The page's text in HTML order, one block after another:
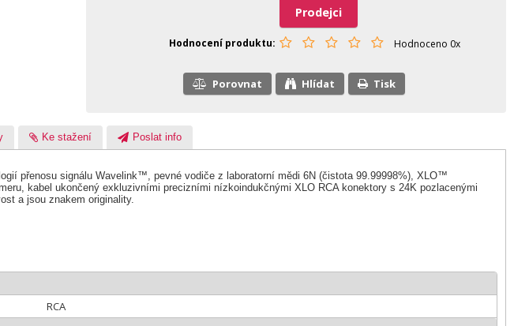
Prodejci
Hodnocení produktu Hodnoceno 0x
Porovnat Hlídat Tisk
Ke stažení Poslat info
přenosu signálu Wavelink™, pevné vodiče z laboratorní mědi 6N (čistota 99.99998%), XLO™
kabel ukončený exkluzivními precizními nízkoindukčnými XLO RCA konektory s 24K pozlacenými
a jsou znakem originality.
RCA